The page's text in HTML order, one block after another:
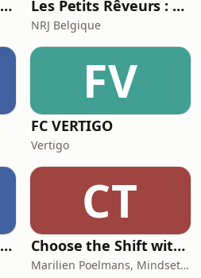
bel RTL - C'est bon à savoir Les Petits Rêveurs : histoires et aventures pour enfants
NRJ Belgique
FV
FC VERTIGO
Vertigo
De 10 Meest Gegoogelde Vragen Over…
CT
Choose the Shift with Marilien Poelmans
Marilien Poelmans, Mindset Mentor, Founder of the Mindset Shift Academy